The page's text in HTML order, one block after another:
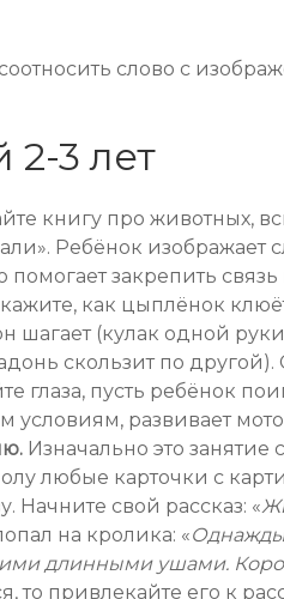
слово с
2-3 лет
книгу про животных,
Ребёнок изображает
закрепить
как цыплёнок
шагает (кулак одной
скользит по
глаза, пусть ребёнок
условиям, развивает
Изначально это
любые карточки с
Начните свой рассказ: «
на кролика: «Однажды
длинными ушами.
то привлекайте его к